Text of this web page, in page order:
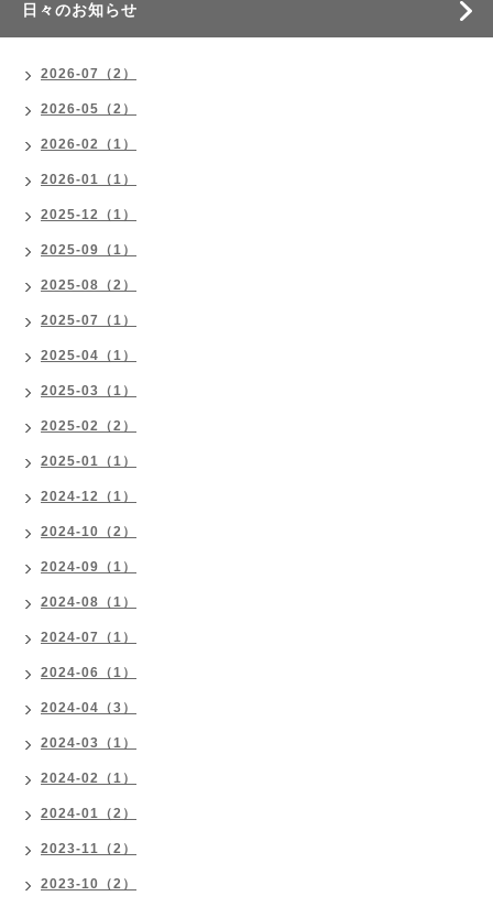
日々のお知らせ
2026-07（2）
2026-05（2）
2026-02（1）
2026-01（1）
2025-12（1）
2025-09（1）
2025-08（2）
2025-07（1）
2025-04（1）
2025-03（1）
2025-02（2）
2025-01（1）
2024-12（1）
2024-10（2）
2024-09（1）
2024-08（1）
2024-07（1）
2024-06（1）
2024-04（3）
2024-03（1）
2024-02（1）
2024-01（2）
2023-11（2）
2023-10（2）